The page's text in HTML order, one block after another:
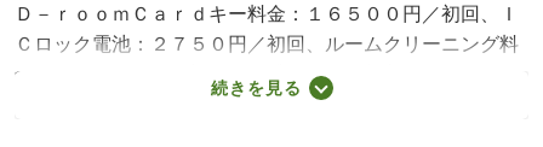
Ｄ－ｒｏｏｍＣａｒｄキー料金：１６５００円／初回、Ｉ
Ｃロック電池：２７５０円／初回、ルームクリーニング料
金：８２５００円／初回・賃貸保証等：加入要（Ｄ－Ｓｕ
ｐｐｏｒｔ Ｐｌｕｓ利用必須 初回保証料３５０００
続きを見る